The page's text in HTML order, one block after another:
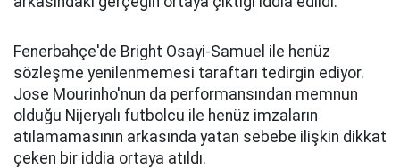
Fenerbahçe'de Bright Osayi-Samuel ile henüz
sözleşme yenilenmemesi taraftarı tedirgin ediyor.
Jose Mourinho'nun da performansından memnun
olduğu Nijeryalı futbolcu ile henüz imzaların
atılamamasının arkasında yatan sebebe ilişkin dikkat
çeken bir iddia ortaya atıldı.